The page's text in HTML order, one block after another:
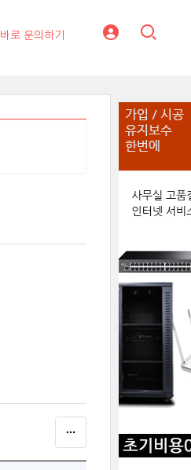
바로 문의하기